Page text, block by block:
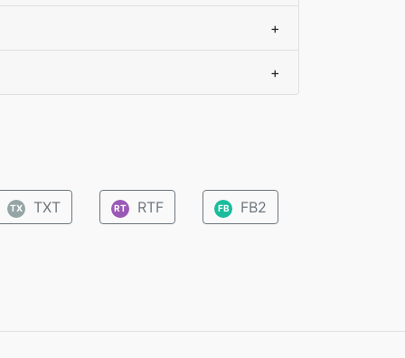
+
+
TX TXT RT RTF FB FB2